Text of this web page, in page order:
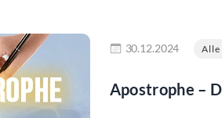
30.12.2024 Alle
Apostrophe –